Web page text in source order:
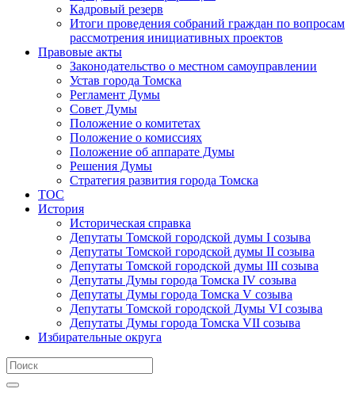
Кадровый резерв
Итоги проведения собраний граждан по вопросам
рассмотрения инициативных проектов
Правовые акты
Законодательство о местном самоуправлении
Устав города Томска
Регламент Думы
Совет Думы
Положение о комитетах
Положение о комиссиях
Положение об аппарате Думы
Решения Думы
Стратегия развития города Томска
ТОС
История
Историческая справка
Депутаты Томской городской думы I созыва
Депутаты Томской городской думы II созыва
Депутаты Томской городской думы III созыва
Депутаты Думы города Томска IV созыва
Депутаты Думы города Томска V созыва
Депутаты Томской городской Думы VI созыва
Депутаты Думы города Томска VII созыва
Избирательные округа